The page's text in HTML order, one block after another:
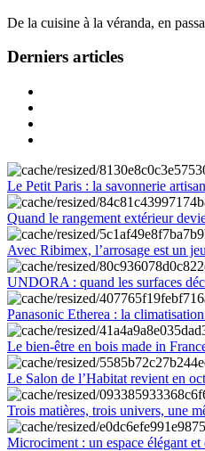
De la cuisine à la véranda, en
Derniers articles
Le Petit Paris : la savonnerie
Quand le rangement extérieur
Avec Ribimex, l’arrosage est un
UNDORA : quand les surfaces
Panasonic Etherea : la
Le bien-être en bois made in
Le Salon de l’Habitat revient en
Trois matières, trois univers, une
Microciment : un espace élégant